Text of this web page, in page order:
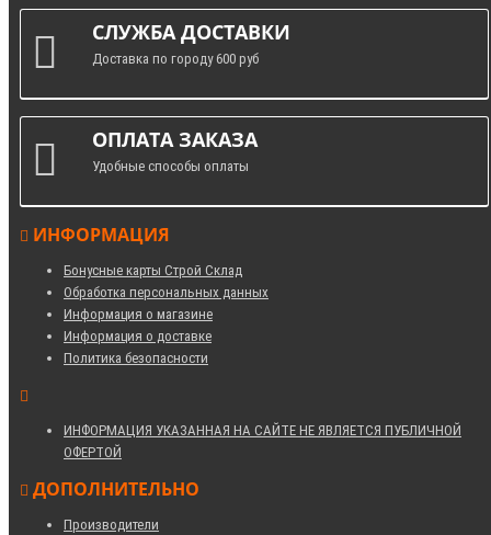
СЛУЖБА ДОСТАВКИ
Доставка по городу 600 руб
ОПЛАТА ЗАКАЗА
Удобные способы оплаты
ИНФОРМАЦИЯ
Бонусные карты Строй Склад
Обработка персональных данных
Информация о магазине
Информация о доставке
Политика безопасности
ИНФОРМАЦИЯ УКАЗАННАЯ НА САЙТЕ НЕ ЯВЛЯЕТСЯ ПУБЛИЧНОЙ
ОФЕРТОЙ
ДОПОЛНИТЕЛЬНО
Производители